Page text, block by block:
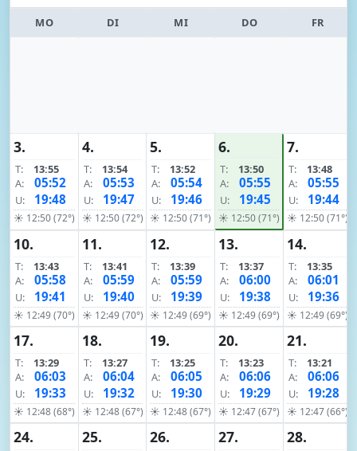
MO DI MI DO FR
3.
T:
13:55
A:
05:52
U: 19:48
☀ 12:50 (72°)
4.
T:
13:54
A:
05:53
U: 19:47
☀ 12:50 (72°)
5.
T:
13:52
A:
05:54
U: 19:46
☀ 12:50 (71°)
6.
T:
13:50
A:
05:55
U: 19:45
☀ 12:50 (71°)
7.
T:
13:48
A:
05:55
U: 19:44
☀ 12:50 (71°)
10.
T:
13:43
A:
05:58
U: 19:41
☀ 12:49 (70°)
11.
T:
13:41
A:
05:59
U: 19:40
☀ 12:49 (70°)
12.
T:
13:39
A:
05:59
U: 19:39
☀ 12:49 (69°)
13.
T:
13:37
A:
06:00
U: 19:38
☀ 12:49 (69°)
14.
T:
13:35
A:
06:01
U: 19:36
☀ 12:49 (69°)
17.
T:
13:29
A:
06:03
U: 19:33
☀ 12:48 (68°)
18.
T:
13:27
A:
06:04
U: 19:32
☀ 12:48 (67°)
19.
T:
13:25
A:
06:05
U: 19:30
☀ 12:48 (67°)
20.
T:
13:23
A:
06:06
U: 19:29
☀ 12:47 (67°)
21.
T:
13:21
A:
06:06
U: 19:28
☀ 12:47 (66°)
24. 25. 26. 27. 28.